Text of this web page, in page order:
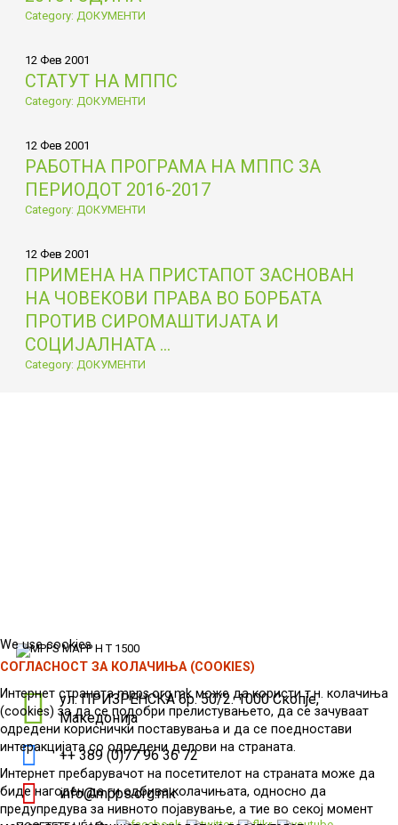
Category: ДОКУМЕНТИ
12 Фев 2001
СТАТУТ НА МППС
Category: ДОКУМЕНТИ
12 Фев 2001
РАБОТНА ПРОГРАМА НА МППС ЗА
ПЕРИОДОТ 2016-2017
Category: ДОКУМЕНТИ
12 Фев 2001
ПРИМЕНА НА ПРИСТАПОТ ЗАСНОВАН
НА ЧОВЕКОВИ ПРАВА ВО БОРБАТА
ПРОТИВ СИРОМАШТИЈАТА И
СОЦИЈАЛНАТА ...
Category: ДОКУМЕНТИ
ул. ПРИЗРЕНСКА бр. 50/2. 1000 Скопје,
Македонија
++ 389 (0)77 96 36 72
info@mpps.org.mk
We use cookies
СОГЛАСНОСТ ЗА КОЛАЧИЊА (COOKIES)
Интернет страната mpps.org.mk може да користи т.н. колачиња
(cookies) за да се подобри прелистувањето, да се зачуваат
одредени кориснички поставувања и да се поедностави
интеракцијата со одредени делови на страната.
Интернет пребарувачот на посетителот на страната може да
биде нагоден да ги одбива колачињата, односно да
предупредува за нивното појавување, а тие во секој момент